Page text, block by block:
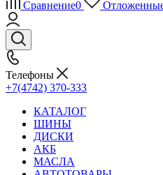
Сравнение0
Телефоны
+7(4742) 370-333
КАТАЛОГ
ШИНЫ
ДИСКИ
АКБ
МАСЛА